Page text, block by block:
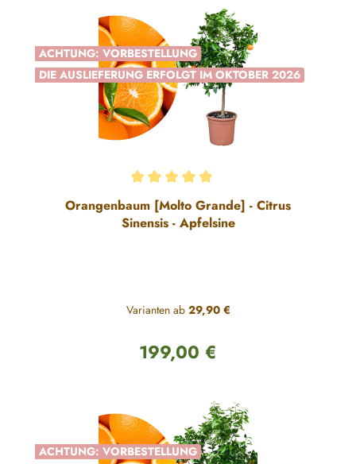
ACHTUNG: VORBESTELLUNG
DIE AUSLIEFERUNG ERFOLGT IM OKTOBER 2026
Durchschnittliche Bewertung von 5 von 5 Sternen
Orangenbaum [Molto Grande] - Citrus
Sinensis - Apfelsine
Varianten ab29,90 €
Regulärer Preis:
199,00 €
ACHTUNG: VORBESTELLUNG